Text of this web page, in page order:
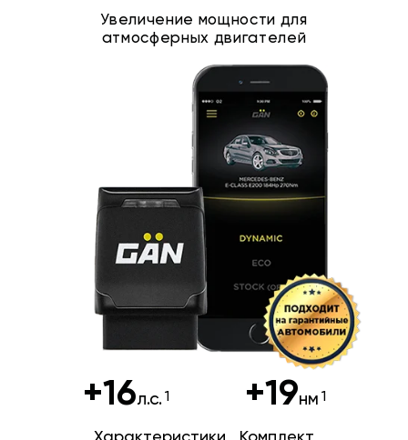
Увеличение мощности для
атмосферных двигателей
+16л.с. +19нм